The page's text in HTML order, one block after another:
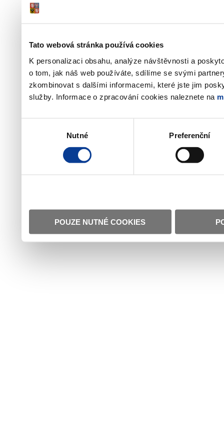
Tato webová stránka používá cookies
K personalizaci obsahu, analýze návštěvnosti a
o tom, jak náš web používáte, sdílíme se svými
zkombinovat s dalšími informacemi, které jste jim
služby. Informace o zpracování cookies naleznete na
Nutné Preferenční
POUZE NUTNÉ COOKIES